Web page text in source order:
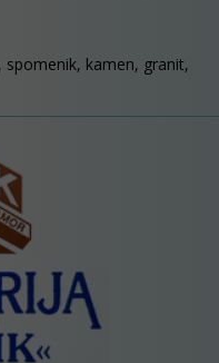
kamen, granit,